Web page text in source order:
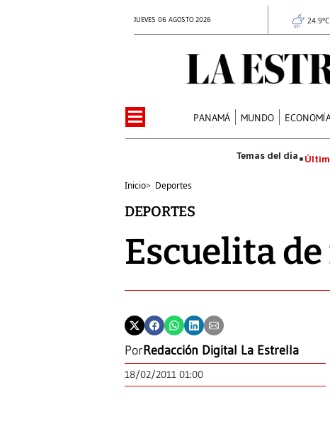
JUEVES 06 AGOSTO 2026
PANAMÁ MUNDO
Inicio> Deportes
DEPORTES
Escuelita
PorRedacción Digital La Estrella
18/02/2011 01:00